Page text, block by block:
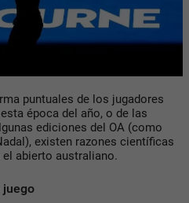
puntuales de los jugadores
época del año, o de las
ediciones del OA (como
existen razones científicas
abierto australiano.
juego